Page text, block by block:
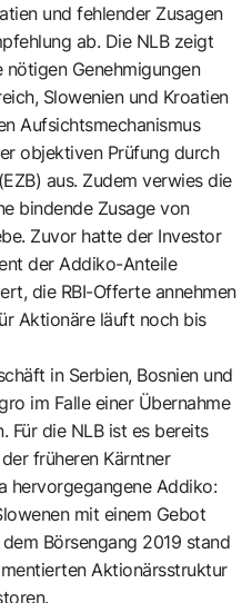
und fehlender Zusagen
ab. Die NLB zeigt
Genehmigungen
Slowenien und Kroatien
Aufsichtsmechanismus
objektiven Prüfung durch
aus. Zudem verwies die
bindende Zusage von
Zuvor hatte der Investor
der Addiko-Anteile
die RBI-Offerte annehmen
Aktionäre läuft noch bis
in Serbien, Bosnien und
im Falle einer Übernahme
Für die NLB ist es bereits
früheren Kärntner
hervorgegangene Addiko:
mit einem Gebot
Börsengang 2019 stand
Aktionärsstruktur